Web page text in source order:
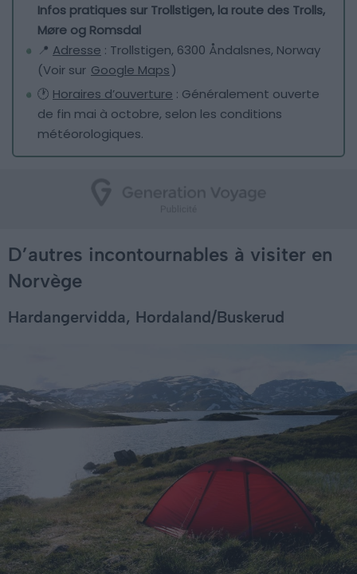
Infos pratiques sur Trollstigen, la route des Trolls,
Møre og Romsdal
📍 Adresse : Trollstigen, 6300 Åndalsnes, Norway
(Voir sur Google Maps)
🕐 Horaires d’ouverture : Généralement ouverte
de fin mai à octobre, selon les conditions
météorologiques.
D’autres incontournables à visiter en
Norvège
Hardangervidda, Hordaland/Buskerud